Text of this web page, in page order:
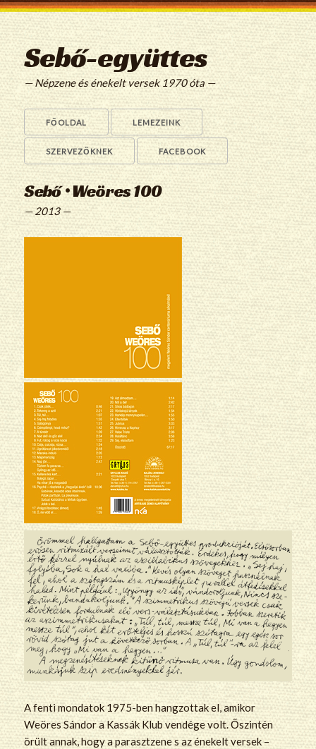
Sebő-együttes
— Népzene és énekelt versek 1970 óta —
FŐOLDAL LEMEZEINK
SZERVEZŐKNEK FACEBOOK
Sebő • Weöres 100
— 2013 —
A fenti mondatok 1975-ben hangzottak el, amikor
Weöres Sándor a Kassák Klub vendége volt. Őszintén
örült annak, hogy a parasztzene s az énekelt versek –